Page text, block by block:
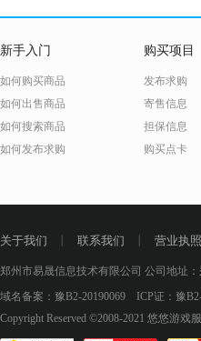
新手入门
如何购买商品
如何出售商品
如何搜索商品
如何发布求购
购买项目
发布求购
寄售信息
担保信息
购买点卡
关于我们 联系我们 营业执照
郑州市易晟信息技术有限公司 公司地址
域名备案： 豫B2-20190069 ICP证： 豫
Copyright Reserved ©2008-2021 悠悠游戏